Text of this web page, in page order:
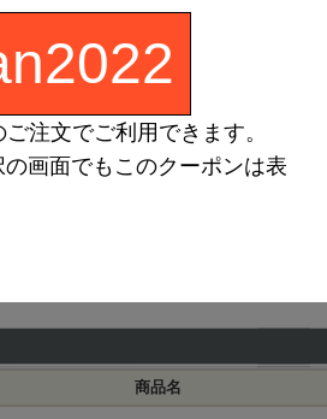
商品検索をしなくても
商品名
注文でご利用できます。
画面でもこのクーポンは表